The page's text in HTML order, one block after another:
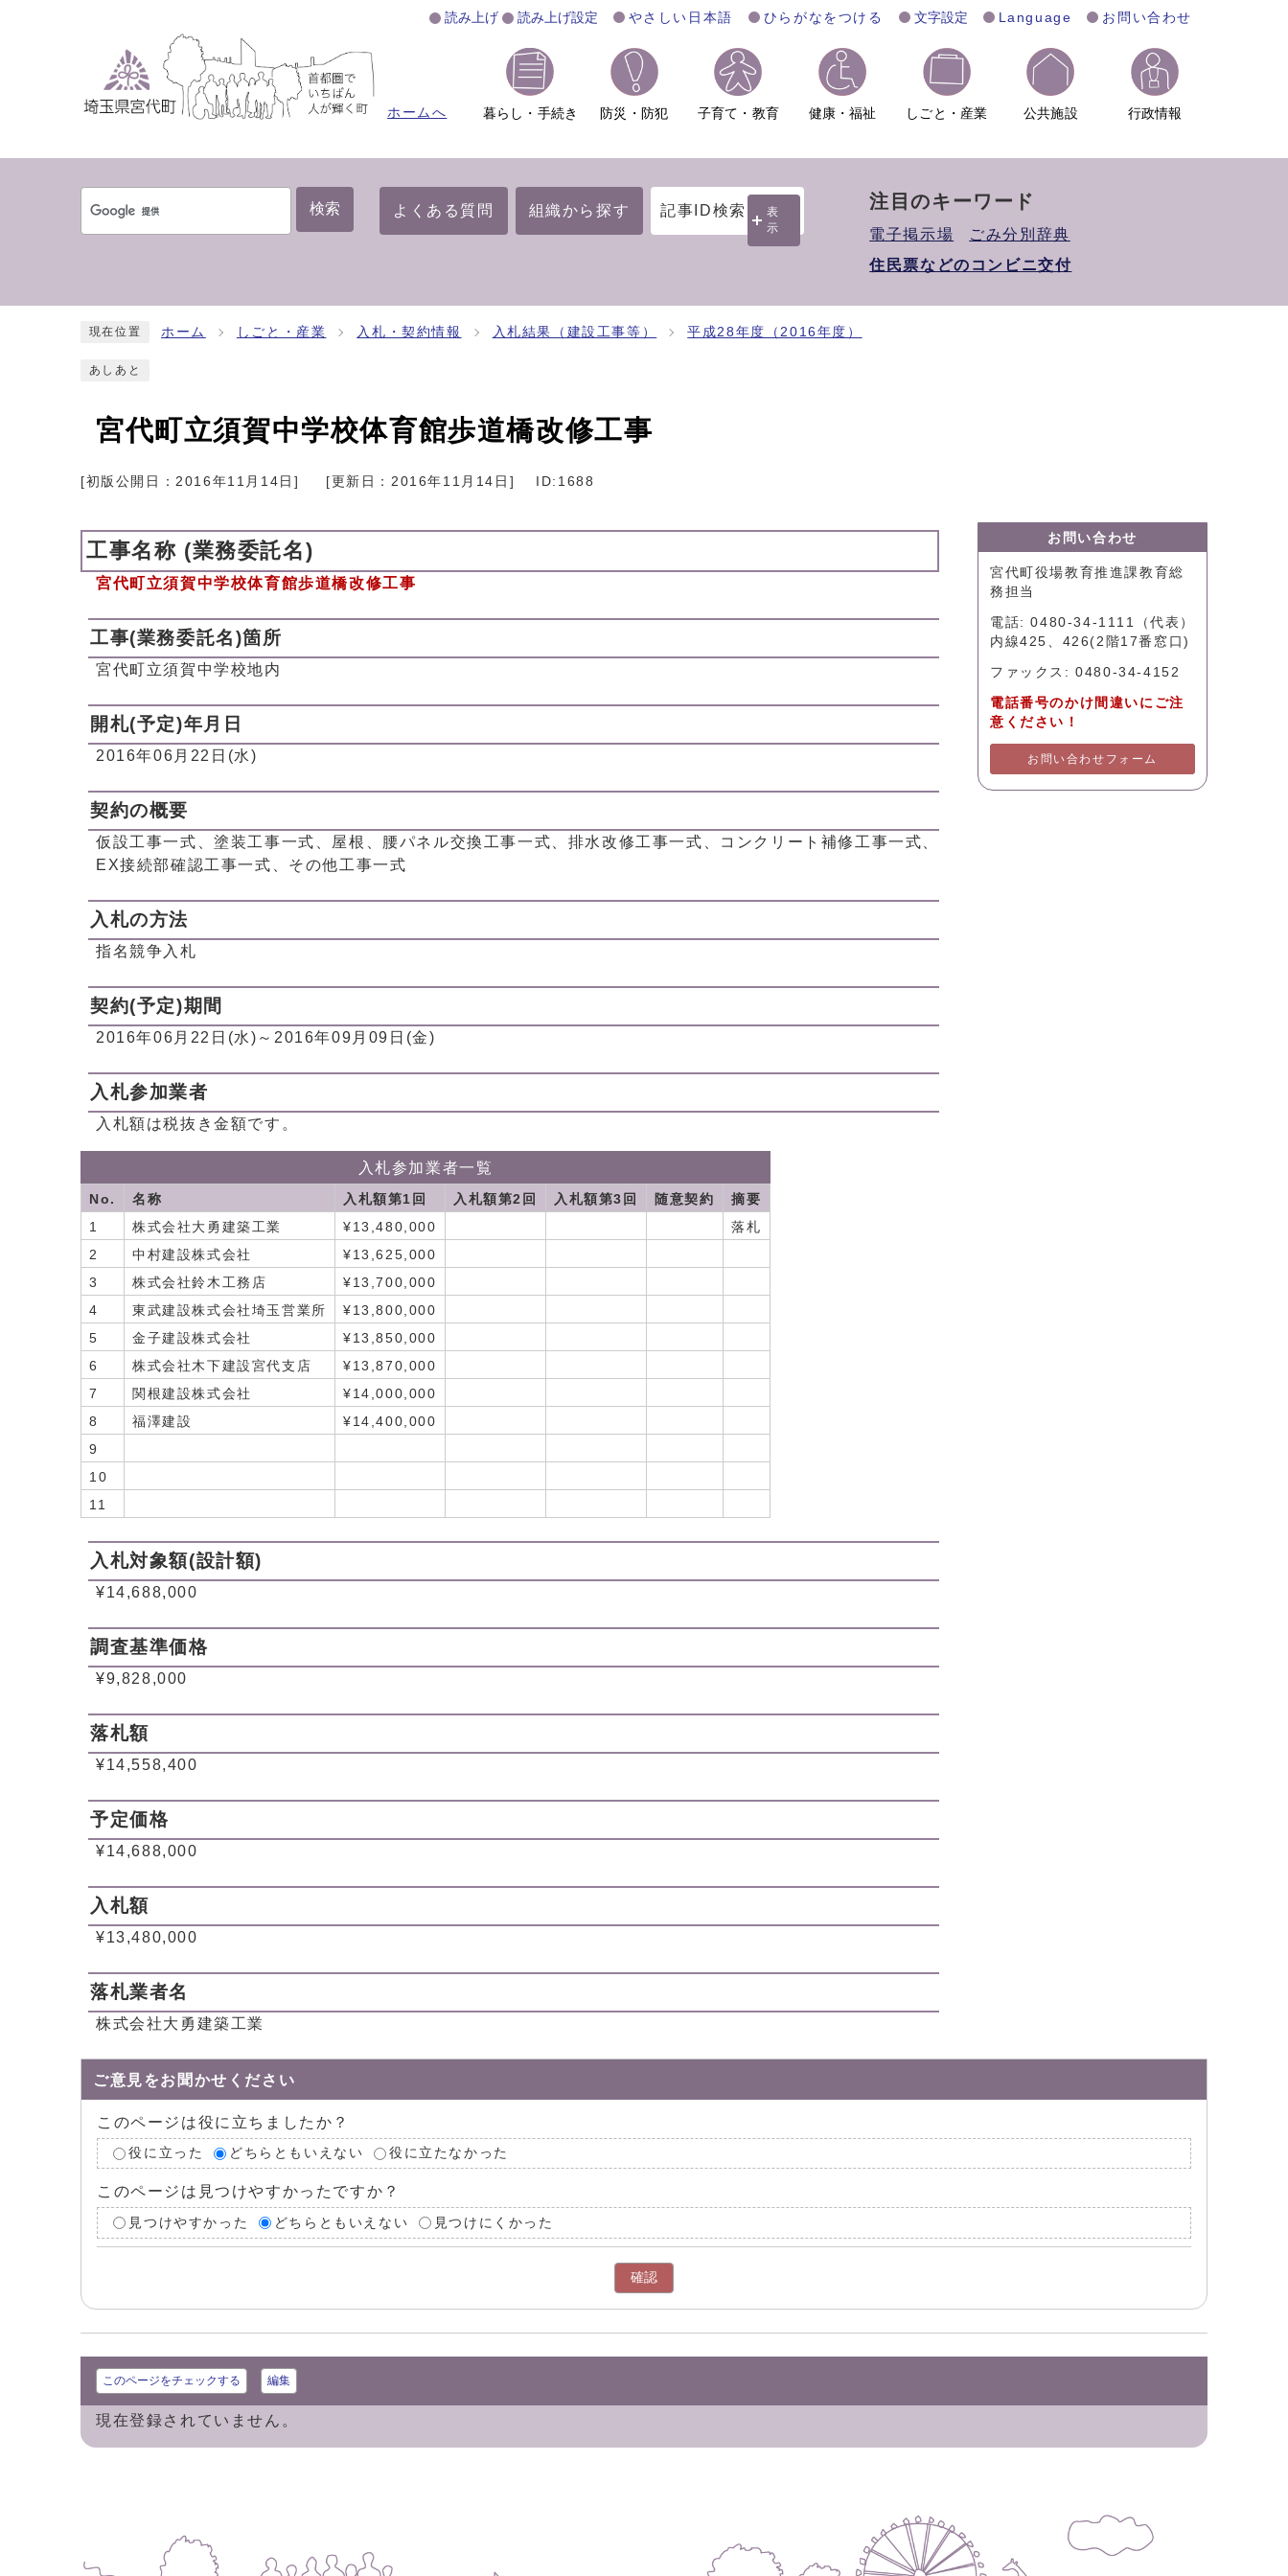
読み上げ 読み上げ設定 やさしい日本語 ひらがなをつける 文字設定 Language お問い合わせ
ホームへ 暮らし・手続き 防災・防犯 子育て・教育 健康・福祉 しごと・産業 公共施設 行政情報
検索 よくある質問 組織から探す 記事ID検索
表
示
注目のキーワード
電子掲示場
ごみ分別辞典
住民票などのコンビニ交付
現在位置 ホーム しごと・産業 入札・契約情報 入札結果（建設工事等） 平成28年度（2016年度）
あしあと
宮代町立須賀中学校体育館歩道橋改修工事
[初版公開日：2016年11月14日 ] [更新日：2016年11月14日 ] ID:1688
工事名称 (業務委託名)
宮代町立須賀中学校体育館歩道橋改修工事
工事(業務委託名)箇所
宮代町立須賀中学校地内
開札(予定)年月日
2016年06月22日(水)
契約の概要
仮設工事一式、塗装工事一式、屋根、腰パネル交換工事一式、排水改修工事一式、コンクリート補修工事一式、
EX接続部確認工事一式、その他工事一式
入札の方法
指名競争入札
契約(予定)期間
2016年06月22日(水)～2016年09月09日(金)
入札参加業者
入札額は税抜き金額です。
入札参加業者一覧
No. 名称 入札額第1回 入札額第2回 入札額第3回 随意契約
摘要
1
株式会社大勇建築工業 ¥13,480,000
落札
2
中村建設株式会社
¥13,625,000
3
株式会社鈴木工務店
¥13,700,000
4
東武建設株式会社埼玉営業所
¥13,800,000
5
金子建設株式会社
¥13,850,000
6
株式会社木下建設宮代支店
¥13,870,000
7
関根建設株式会社
¥14,000,000
8
福澤建設
¥14,400,000
9
10
11
入札対象額(設計額)
¥14,688,000
調査基準価格
¥9,828,000
落札額
¥14,558,400
予定価格
¥14,688,000
入札額
¥13,480,000
落札業者名
株式会社大勇建築工業
お問い合わせ
宮代町役場教育推進課教育総
務担当
電話: 0480-34-1111（代表）
内線425、426(2階17番窓口)
ファックス: 0480-34-4152
電話番号のかけ間違いにご注
意ください！
お問い合わせフォーム
ご意見をお聞かせください
このページは役に立ちましたか？
役に立った どちらともいえない 役に立たなかった
このページは見つけやすかったですか？
見つけやすかった どちらともいえない 見つけにくかった
確認
このページをチェックする 編集
現在登録されていません。